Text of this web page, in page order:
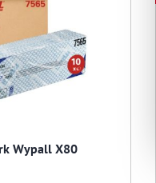
Wypall X80